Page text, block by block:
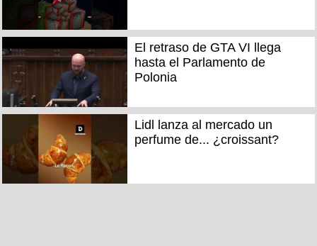
El retraso de GTA VI llega
hasta el Parlamento de
Polonia
Lidl lanza al mercado un
perfume de... ¿croissant?